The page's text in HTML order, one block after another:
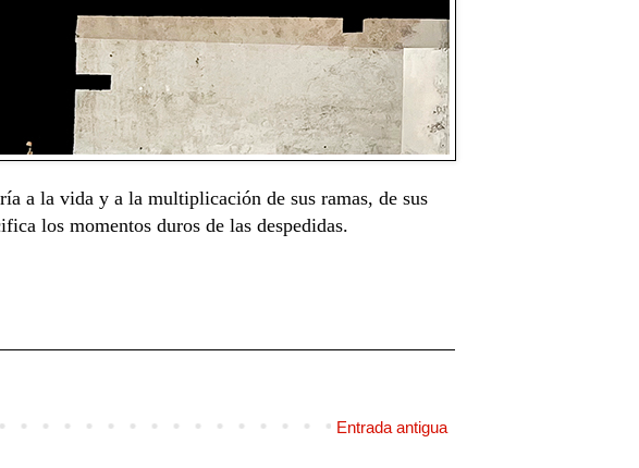
a la vida y a la multiplicación de sus ramas, de sus
los momentos duros de las despedidas.
Entrada antigua